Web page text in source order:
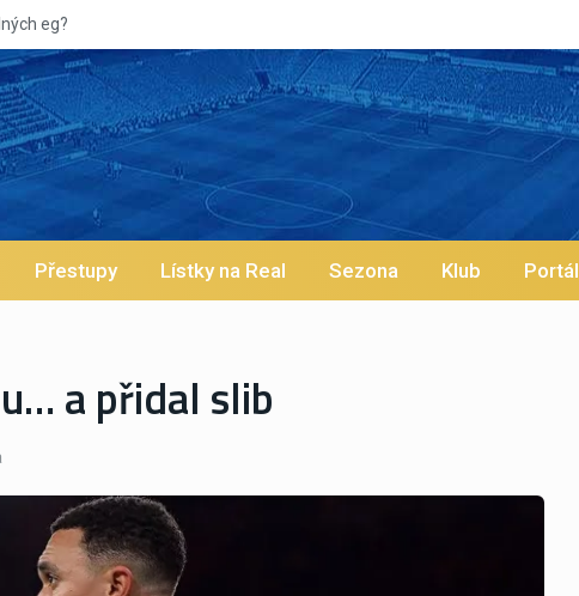
eg?
Přestupy Lístky na Real Sezona Klub Portál
a přidal slib